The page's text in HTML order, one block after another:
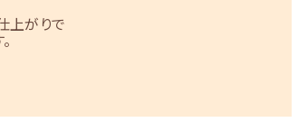
上がりで